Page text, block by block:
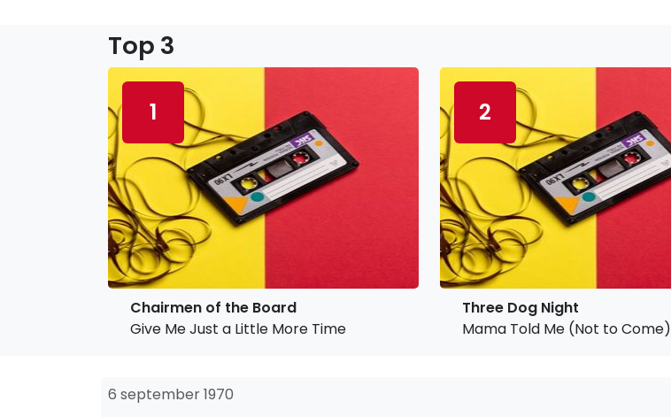
Top 3
1
Chairmen of the Board
Give Me Just a Little More Time
2
Three Dog Night
Mama Told Me (Not to Come)
6 september 1970